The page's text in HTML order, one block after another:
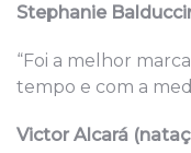
Stephanie
“Foi a melhor
tempo e com a
Victor Alcará